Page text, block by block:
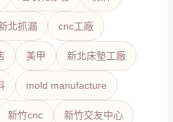
北抓漏 cnc工廠
美甲 新北床墊工廠
mold manufacture
新竹cnc 新竹交友中心